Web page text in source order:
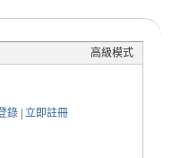
高級模式
錄| 立即註冊